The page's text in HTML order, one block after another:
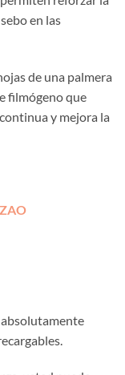
en las
de una palmera
filmógeno que
y mejora la
absolutamente